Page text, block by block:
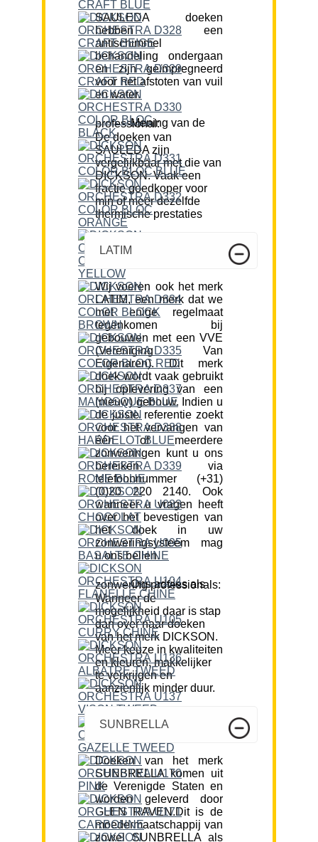
SAULEDA doeken
hebben een
antischimmel
behandeling ondergaan
en zijn geïmpregneerd
voor het afstoten van vuil
en water.
Mening van de professional:
De doeken van
SAULEDA zijn
vergelijkbaar met die van
DICKSON. Vaak een
fractie goedkoper voor
min of meer dezelfde
thermische prestaties
LATIM
Wij voeren ook het merk
LATIM, een merk dat we
met enige regelmaat
tegenkomen bij
gebouwen met een VVE
(Vereniging Van
Eigenaren). Dit merk
doek wordt vaak gebruikt
bij oplevering van een
(nieuw) gebouw. Indien u
de juiste referentie zoekt
voor het vervangen van
één of meerdere
zonweringen kunt u ons
bereiken via
telefoonnummer (+31)
(0)20 220 2140. Ook
wanneer u vragen heeft
over het bevestigen van
het doek in uw
zonweringsysteem mag
u ons bellen.
Ons advies als zonwering professionals:
Wanneer de
mogelijkheid daar is stap
dan over naar doeken
van het merk DICKSON.
Meer keuze in kwaliteiten
en kleuren, makkelijker
te verkrijgen en
aanzienlijk minder duur.
SUNBRELLA
Doeken van het merk
SUNBRELLA komen uit
de Verenigde Staten en
worden geleverd door
GLEN RAVEN.Dit is de
moedermaatschappij van
zowel SUNBRELLA als